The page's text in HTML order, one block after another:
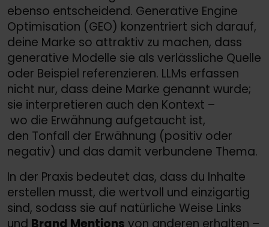
ebenso entscheidend. Generative Engine
Optimisation (GEO) konzentriert sich darauf,
deine Marke so attraktiv zu machen, dass
generative Modelle sie als verlässliche Quelle
oder Beispiel referenzieren. LLMs erfassen
nicht nur, dass deine Marke genannt wurde;
sie interpretieren auch den Kontext –
wo die Erwähnung aufgetaucht ist,
den Tonfall der Erwähnung (positiv oder
negativ) und das damit verbundene Thema.
In der Praxis bedeutet das, dass du Inhalte
erstellen musst, die wertvoll und einzigartig
sind, sodass sie auf natürliche Weise Links
und Brand Mentions von anderen erhalten –